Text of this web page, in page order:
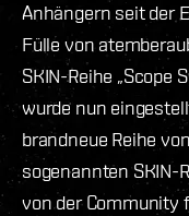
Anhängern seit der
Fülle von
SKIN-Reihe „Scope
wurde nun
brandneue Reihe
sogenannten SKIN-
von der Community